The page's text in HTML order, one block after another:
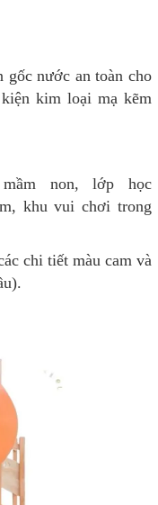
gốc nước an toàn cho
kim loại mạ kẽm
non, lớp học
khu vui chơi trong
chi tiết màu cam và